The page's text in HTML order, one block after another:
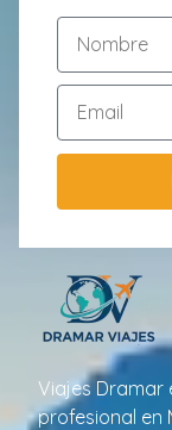
Viajes Dramar
profesional en